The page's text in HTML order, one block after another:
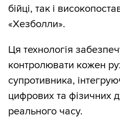
бійці, так і
«Хезболли».
Ця технологія
контролювати кожен
супротивника,
цифрових та фізичних
реального часу.